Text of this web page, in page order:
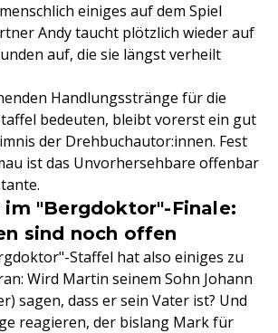
einiges auf dem Spiel
Andy taucht plötzlich wieder auf
auf, die sie längst verheilt
Handlungsstränge für die
bedeuten, bleibt vorerst ein gut
der Drehbuchautor:innen. Fest
ist das Unvorhersehbare offenbar
"Bergdoktor"-Finale:
sind noch offen
Staffel hat also einiges zu
Wird Martin seinem Sohn Johann
sagen, dass er sein Vater ist? Und
reagieren, der bislang Mark für